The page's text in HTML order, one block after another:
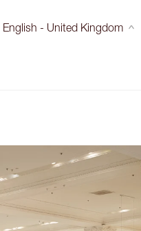
English - United Kingdom